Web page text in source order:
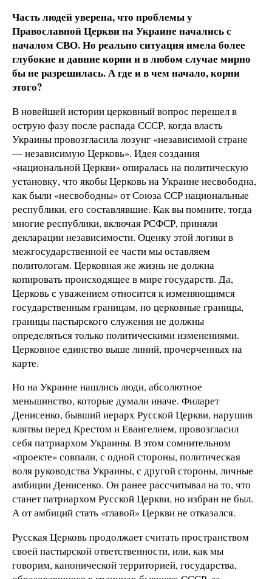
Часть людей уверена, что проблемы у
Православной Церкви на Украине начались с
началом СВО. Но реально ситуация имела более
глубокие и давние корни и в любом случае мирно
бы не разрешилась. А где и в чем начало, корни
этого?
В новейшей истории церковный вопрос перешел в
острую фазу после распада СССР, когда власть
Украины провозгласила лозунг «независимой стране
— независимую Церковь». Идея создания
«национальной Церкви» опиралась на политическую
установку, что якобы Церковь на Украине несвободна,
как были «несвободны» от Союза ССР национальные
республики, его составлявшие. Как вы помните, тогда
многие республики, включая РСФСР, приняли
декларации независимости. Оценку этой логики в
межгосударственной ее части мы оставляем
политологам. Церковная же жизнь не должна
копировать происходящее в мире государств. Да,
Церковь с уважением относится к изменяющимся
государственным границам, но церковные границы,
границы пастырского служения не должны
определяться только политическими изменениями.
Церковное единство выше линий, прочерченных на
карте.
Но на Украине нашлись люди, абсолютное
меньшинство, которые думали иначе. Филарет
Денисенко, бывший иерарх Русской Церкви, нарушив
клятвы перед Крестом и Евангелием, провозгласил
себя патриархом Украины. В этом сомнительном
«проекте» совпали, с одной стороны, политическая
воля руководства Украины, с другой стороны, личные
амбиции Денисенко. Он ранее рассчитывал на то, что
станет патриархом Русской Церкви, но избран не был.
А от амбиций стать «главой» Церкви не отказался.
Русская Церковь продолжает считать пространством
своей пастырской ответственности, или, как мы
говорим, канонической территорией, государства,